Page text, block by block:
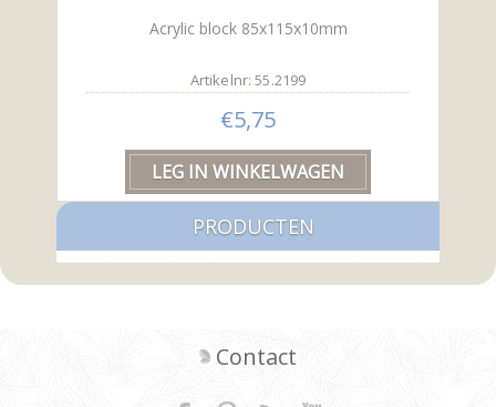
Acrylic block 85x115x10mm
Artikelnr: 55.2199
€5,75
PRODUCTEN
Contact